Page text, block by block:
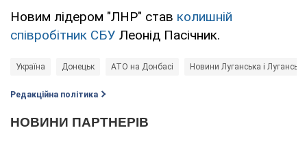
Новим лідером "ЛНР" став колишній
співробітник СБУ Леонід Пасічник.
Україна Донецьк АТО на Донбасі Новини Луганська і
Редакційна політика